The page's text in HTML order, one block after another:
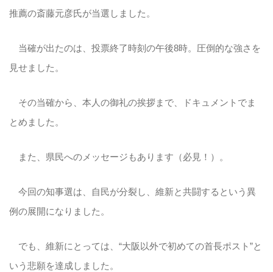
推薦の斎藤元彦氏が当選しました。
当確が出たのは、投票終了時刻の午後8時。圧倒的な強さを
見せました。
その当確から、本人の御礼の挨拶まで、ドキュメントでま
とめました。
また、県民へのメッセージもあります（必見！）。
今回の知事選は、自民が分裂し、維新と共闘するという異
例の展開になりました。
でも、維新にとっては、“大阪以外で初めての首長ポスト”と
いう悲願を達成しました。